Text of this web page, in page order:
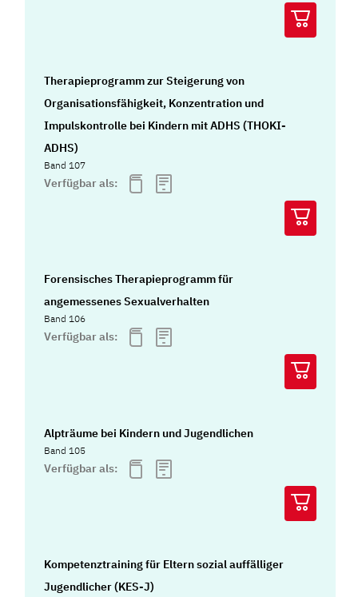
Therapieprogramm zur Steigerung von
Organisationsfähigkeit, Konzentration und
Impulskontrolle bei Kindern mit ADHS (THOKI-
ADHS)
Band 107
Verfügbar als:
Forensisches Therapieprogramm für
angemessenes Sexualverhalten
Band 106
Verfügbar als:
Alpträume bei Kindern und Jugendlichen
Band 105
Verfügbar als:
Kompetenztraining für Eltern sozial auffälliger
Jugendlicher (KES-J)